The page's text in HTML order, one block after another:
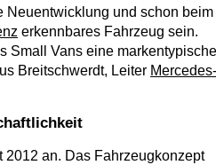
Neuentwicklung und schon beim
erkennbares Fahrzeug sein.
Small Vans eine markentypische
Breitschwerdt, Leiter Mercedes-
2012 an. Das Fahrzeugkonzept